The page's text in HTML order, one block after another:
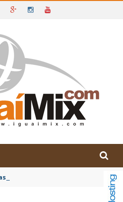
BAHIA
baianos representam o Brasil no